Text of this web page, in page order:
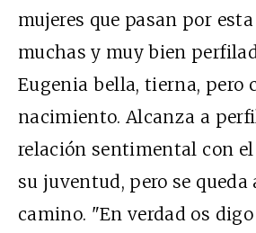
mujeres que pasan por
muchas y muy bien
Eugenia bella, tierna, pero
nacimiento. Alcanza a
relación sentimental con
su juventud, pero se queda
camino. "En verdad os